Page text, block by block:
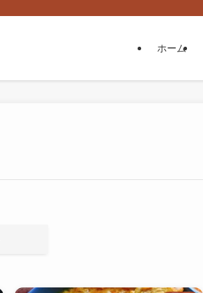
ホーム